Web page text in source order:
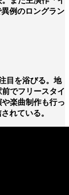
例のロングラン
目を浴びる。地
でフリースタイ
楽曲制作も行っ
れている。